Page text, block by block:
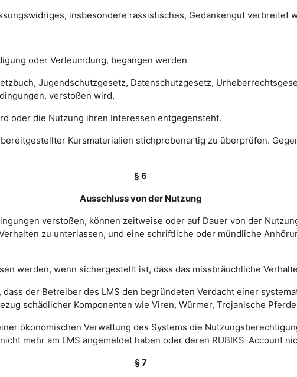
insbesondere rassistisches, Gedankengut verbreitet
oder Verleumdung, begangen werden
Jugendschutzgesetz, Datenschutzgesetz,
verstoßen wird,
oder die Nutzung ihren Interessen entgegensteht.
Kursmaterialien stichprobenartig zu überprüfen.
§ 6
Ausschluss von der Nutzung
verstoßen, können zeitweise oder auf Dauer von der
zu unterlassen, und eine schriftliche oder mündliche
werden, wenn sichergestellt ist, dass das missbräuchliche
der Betreiber des LMS den begründeten Verdacht einer
schädlicher Komponenten wie Viren, Würmer, Trojanische
ökonomischen Verwaltung des Systems die
mehr am LMS angemeldet haben oder deren RUBIKS-Account
§ 7